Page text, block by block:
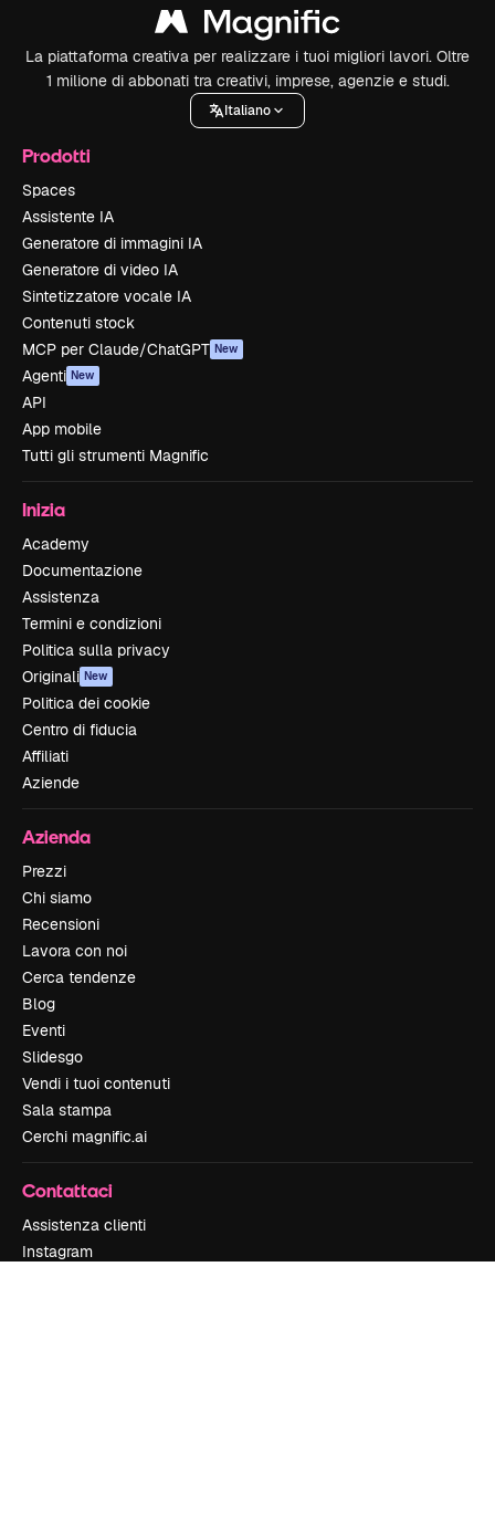
La piattaforma creativa per realizzare i tuoi migliori lavori. Oltre
1 milione di abbonati tra creativi, imprese, agenzie e studi.
Italiano
Prodotti
Spaces
Assistente IA
Generatore di immagini IA
Generatore di video IA
Sintetizzatore vocale IA
Contenuti stock
MCP per Claude/ChatGPT New
Agenti New
API
App mobile
Tutti gli strumenti Magnific
Inizia
Academy
Documentazione
Assistenza
Termini e condizioni
Politica sulla privacy
Originali New
Politica dei cookie
Centro di fiducia
Affiliati
Aziende
Azienda
Prezzi
Chi siamo
Recensioni
Lavora con noi
Cerca tendenze
Blog
Eventi
Slidesgo
Vendi i tuoi contenuti
Sala stampa
Cerchi magnific.ai
Contattaci
Assistenza clienti
Instagram